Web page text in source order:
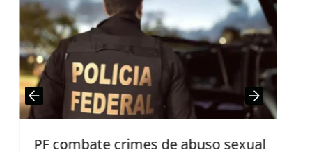
PF combate crimes de abuso sexual